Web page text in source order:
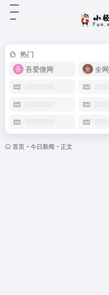
热门
吾爱微网
首页 • 今日新闻 • 正文